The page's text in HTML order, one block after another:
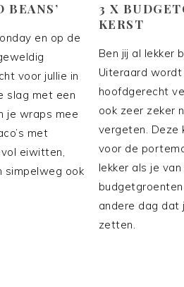
BEANS’
en op de
voor jullie in
slag met een
je wraps mee
met
eiwitten,
simpelweg ook
3 X
KERST
Ben jij al lekker
Uiteraard
hoofdgerecht
ook zeer zeker
vergeten. Deze
voor de
lekker als je
andere dag
zetten.